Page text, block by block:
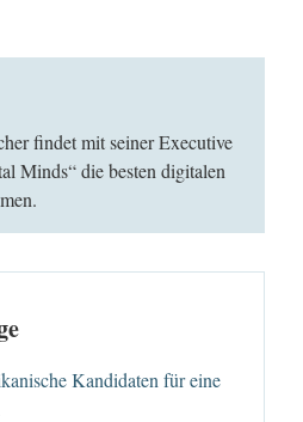
findet mit seiner Executive
Minds“ die besten digitalen
Kandidaten für eine